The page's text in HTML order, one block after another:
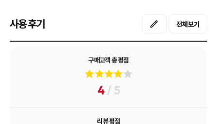
사용후기 전체보기
구매고객 총 평점
4 / 5
리뷰 평점